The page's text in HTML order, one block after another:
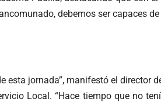
debemos ser capaces
jornada”, manifestó el director
Local. “Hace tiempo que no